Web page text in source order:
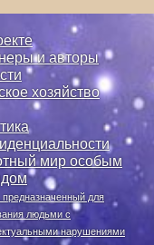
и авторы
хозяйство
мир особым
предназначенный для
людьми с
нарушениями